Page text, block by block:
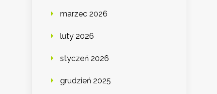
marzec 2026
luty 2026
styczeń 2026
grudzień 2025